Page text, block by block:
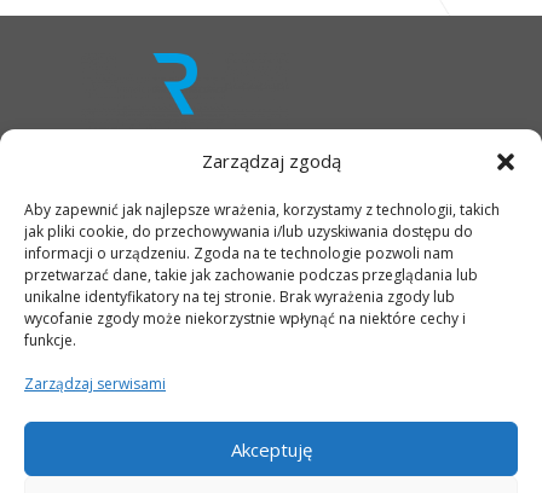
Zarządzaj zgodą
Aby zapewnić jak najlepsze wrażenia, korzystamy z technologii, takich
jak pliki cookie, do przechowywania i/lub uzyskiwania dostępu do
informacji o urządzeniu. Zgoda na te technologie pozwoli nam
przetwarzać dane, takie jak zachowanie podczas przeglądania lub
unikalne identyfikatory na tej stronie. Brak wyrażenia zgody lub
wycofanie zgody może niekorzystnie wpłynąć na niektóre cechy i
funkcje.
Zarządzaj serwisami
Akceptuję
OFERTA
INFRASTRUKTURA
MIEJSCE
OTOCZENIE
LOKALIZACJA
GALERIA
KONTAKT
Racławicka Center – Twoje biuro w Wrocławiu